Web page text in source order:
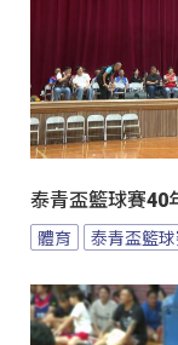
泰青盃籃球賽40
體育 泰青盃籃